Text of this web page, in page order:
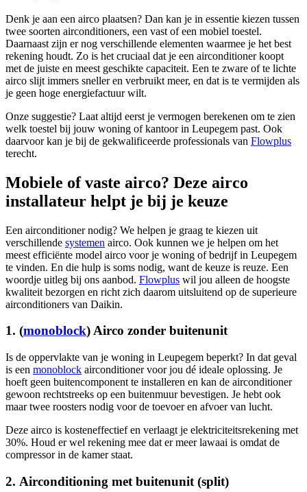
Denk je aan een airco plaatsen? Dan kan je in essentie kiezen tussen
twee soorten airconditioners, een vast of een mobiel toestel.
Daarnaast zijn er nog verschillende elementen waarmee je het best
rekening houdt. Zo is het cruciaal dat je een airconditioner koopt
met de juiste en meest geschikte capaciteit. Een te zware of te lichte
airco slijt immers sneller en verbruikt meer, en dat is te vermijden als
je geen hoge energiefactuur wilt.
Onze suggestie? Laat altijd eerst je vermogen berekenen om te zien
welk toestel bij jouw woning of kantoor in Leupegem past. Ook
daarvoor kan je bij de gekwalificeerde professionals van Flowplus
terecht.
Mobiele of vaste airco? Deze airco
installateur helpt je bij je keuze
Een airconditioner nodig? We helpen je graag te kiezen uit
verschillende systemen airco. Ook kunnen we je helpen om het
meest efficiënte model airco voor je woning of bedrijf in Leupegem
te vinden. En die hulp is soms nodig, want de keuze is reuze. Een
woordje uitleg bij ons aanbod. Flowplus wil jou alleen de hoogste
kwaliteit bezorgen en richt zich daarom uitsluitend op de superieure
airconditioners van Daikin.
1. (monoblock) Airco zonder buitenunit
Is de oppervlakte van je woning in Leupegem beperkt? In dat geval
is een monoblock airconditioner voor jou dé ideale oplossing. Je
hoeft geen buitencomponent te installeren en kan de airconditioner
gewoon rechtstreeks op een buitenmuur bevestigen. Je hebt ook
maar twee roosters nodig voor de toevoer en afvoer van lucht.
Deze airco is kosteneffectief en verlaagt je elektriciteitsrekening met
30%. Houd er wel rekening mee dat er meer lawaai is omdat de
compressor in de kamer staat.
2. Airconditioning met buitenunit (split)